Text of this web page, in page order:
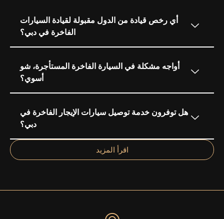
أي رخص قيادة من الدول مقبولة لقيادة السيارات
الفاخرة في دبي؟
أواجه مشكلة في السيارة الفاخرة المستأجرة، شو
أسوي؟
هل توفرون خدمة توصيل سيارات الإيجار الفاخرة في
دبي؟
اقرأ المزيد